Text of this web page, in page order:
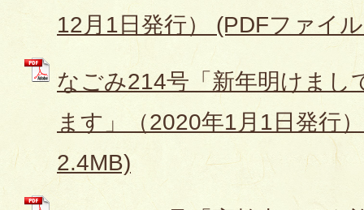
12月1日発行） (PDFファイ
なごみ214号「新年明けまし
ます」（2020年1月1日発行
2.4MB)